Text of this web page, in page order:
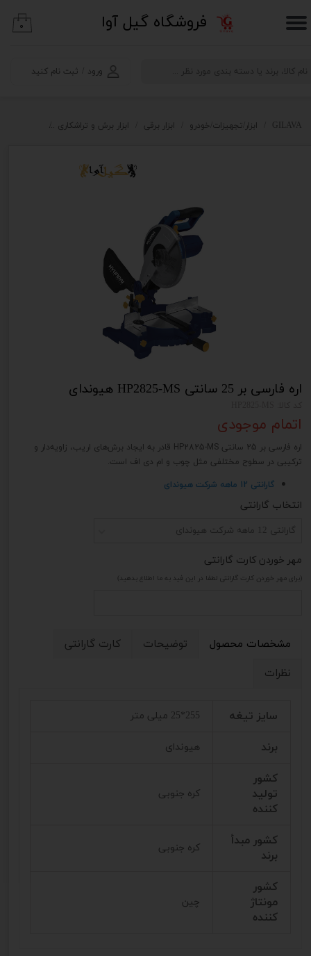
​فروشگاه گیل آوا
ورود ثبت نام کنید
حساب کاربری من
خروج از حساب کاربری
۰
GILAVA ابزار/تجهیزات/خودرو ابزار برقی ابزار برش و تراشکاری
اره فارسی بر 25 سانتی HP2825-MS هیوندای
اتمام موجودی
اره فارسی بر 25 سانتی HP2825-MS قادر به ایجاد برش‌های اریب، زاویه‌دار و
ترکیبی در سطوح مختلفی مثل چوب و ام دی اف است.
گارانتی 12 ماهه شرکت هیوندای
انتخاب گارانتی
گارانتی 12 ماهه شرکت هیوندای
مهر خوردن کارت گارانتی
(برای مهر خوردن کارت گارانتی لطفا در این فید به ما اطلاع بدهید)
مشخصات محصول توضیحات
کارت گارانتی
نظرات
سایز تیغه 255*25 میلی متر
برند هیوندای
کشور
تولید
کننده
کره جنوبی
کشور مبدأ
برند
کره جنوبی
کشور
مونتاژ
کننده
چین